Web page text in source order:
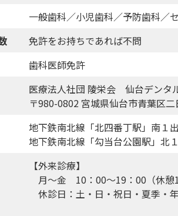
一般歯科／小児歯科／予防歯科／
免許をお持ちであれば不問
歯科医師免許
医療法人社団 陵栄会 仙台デンタ
〒980-0802 宮城県仙台市青葉区
地下鉄南北線「北四番丁駅」南１
地下鉄南北線「勾当台公園駅」北
【外来診療】
月～金 10：00～19：00（休憩1
休診日：土・日・祝日・夏季・